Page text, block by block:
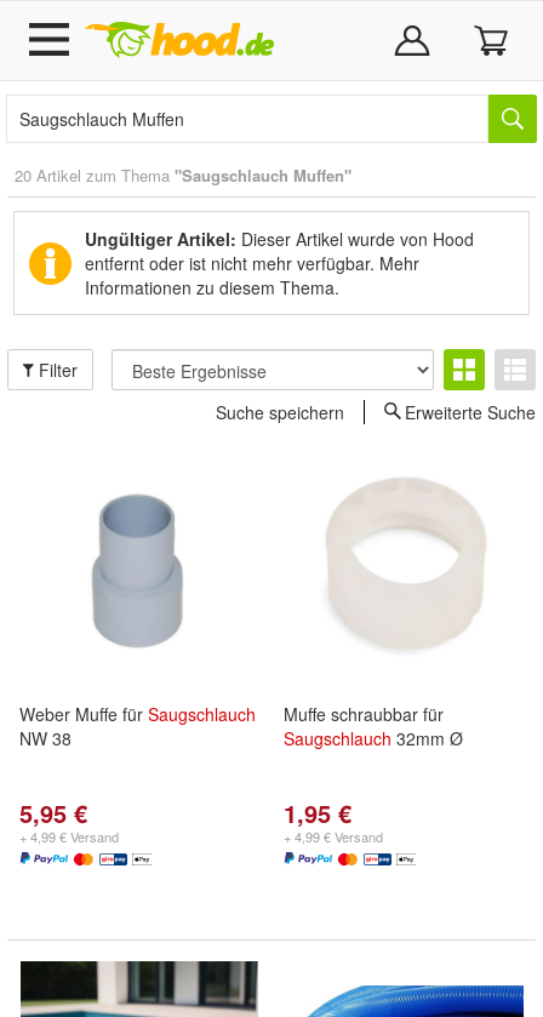
20 Artikel zum Thema "Saugschlauch Muffen"
Ungültiger Artikel: Dieser Artikel wurde von Hood
entfernt oder ist nicht mehr verfügbar. Mehr
Informationen zu diesem Thema.
Filter
Suche speichern
Erweiterte Suche
Weber Muffe für Saugschlauch
NW 38
5,95 €
+ 4,99 € Versand
Muffe schraubbar für
Saugschlauch 32mm Ø
1,95 €
+ 4,99 € Versand